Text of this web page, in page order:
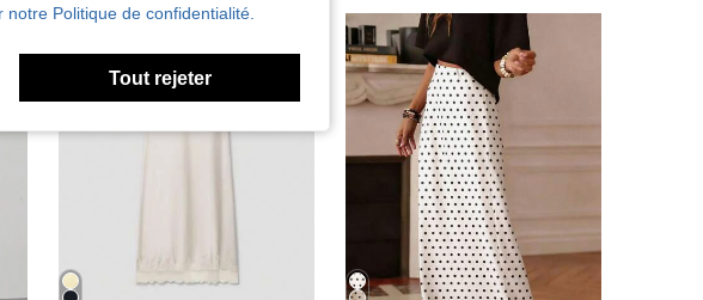
Politique de confidentialité.
Tout rejeter